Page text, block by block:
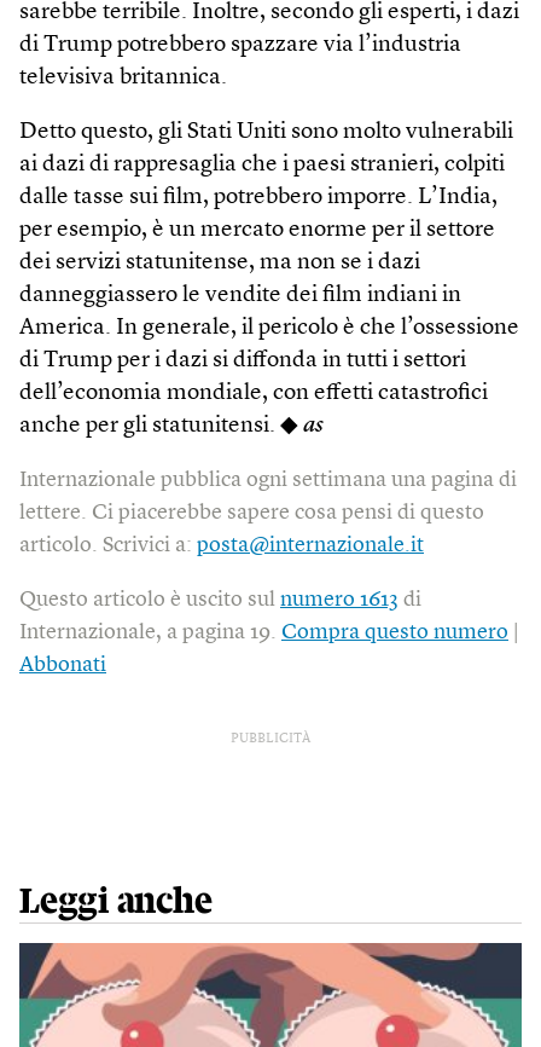
sarebbe terribile. Inoltre, secondo gli esperti, i dazi
di Trump potrebbero spazzare via l’industria
televisiva britannica.
Detto questo, gli Stati Uniti sono molto vulnerabili
ai dazi di rappresaglia che i paesi stranieri, colpiti
dalle tasse sui film, potrebbero imporre. L’India,
per esempio, è un mercato enorme per il settore
dei servizi statunitense, ma non se i dazi
danneggiassero le vendite dei film indiani in
America. In generale, il pericolo è che l’ossessione
di Trump per i dazi si diffonda in tutti i settori
dell’economia mondiale, con effetti catastrofici
anche per gli statunitensi. ◆ as
Internazionale pubblica ogni settimana una pagina di
lettere. Ci piacerebbe sapere cosa pensi di questo
articolo. Scrivici a: posta@internazionale.it
Questo articolo è uscito sul numero 1613 di
Internazionale, a pagina 19. Compra questo numero
Abbonati
PUBBLICITÀ
Leggi anche